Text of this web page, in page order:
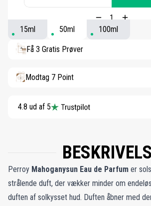
15ml 50ml 100ml
Få 3 Gratis Prøver
Modtag 7 Point
4.8 ud af 5
Perroy Mahoganysun Eau de Parfum er
strålende duft, der vækker minder om
duften af solkysset hud. Duften åbner med